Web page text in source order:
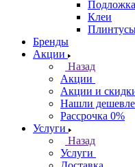
Подложка
Клеи
Бренды
Акции
Назад
Акции
Акции и
Нашли
Рассрочка 0%
Услуги
Назад
Услуги